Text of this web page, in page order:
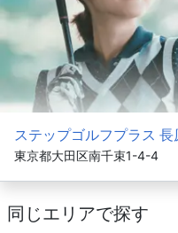
ステップゴルフプラス 長
東京都大田区南千束1-4-4
同じエリアで探す